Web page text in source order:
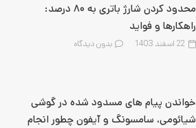
محدود کردن شارژ باتری به ۸۰ درصد:
راهکارها و فواید
22 اسفند 1403 بدون دیدگاه
خواندن پیام های مسدود شده در گوشی
شیائومی، سامسونگ و آیفون چطور انجام